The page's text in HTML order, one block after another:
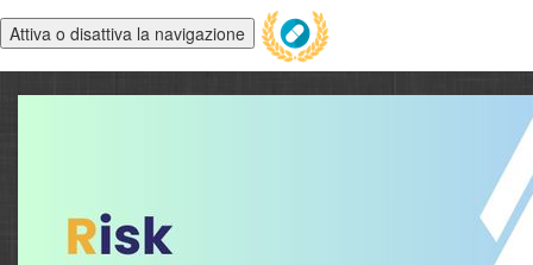
Attiva o disattiva la navigazione